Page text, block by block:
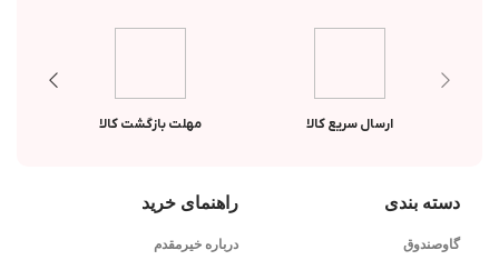
ارسال سریع کالا مهلت بازگشت کالا
دسته بندی
گاوصندوق
راهنمای خرید
درباره خیرمقدم